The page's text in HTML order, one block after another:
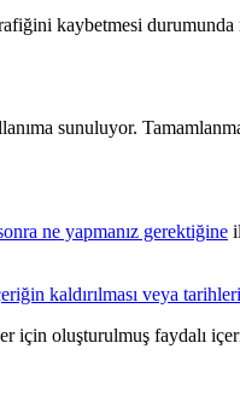
kaybetmesi
sunuluyor.
ne yapmanız gerektiğine
kaldırılması veya
için oluşturulmuş faydalı